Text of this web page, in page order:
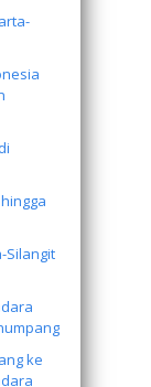
Silangit
ke